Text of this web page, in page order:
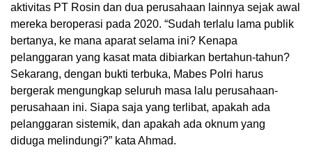
aktivitas PT Rosin dan dua perusahaan lainnya sejak awal
mereka beroperasi pada 2020. “Sudah terlalu lama publik
bertanya, ke mana aparat selama ini? Kenapa
pelanggaran yang kasat mata dibiarkan bertahun-tahun?
Sekarang, dengan bukti terbuka, Mabes Polri harus
bergerak mengungkap seluruh masa lalu perusahaan-
perusahaan ini. Siapa saja yang terlibat, apakah ada
pelanggaran sistemik, dan apakah ada oknum yang
diduga melindungi?” kata Ahmad.